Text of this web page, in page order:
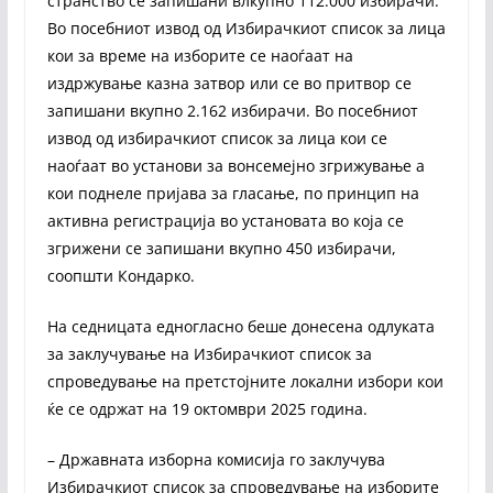
Во посебниот извод од Избирачкиот список за лица
кои за време на изборите се наоѓаат на
издржување казна затвор или се во притвор се
запишани вкупно 2.162 избирачи. Во посебниот
извод од избирачкиот список за лица кои се
наоѓаат во установи за вонсемејно згрижување а
кои поднеле пријава за гласање, по принцип на
активна регистрација во установата во која се
згрижени се запишани вкупно 450 избирачи,
соопшти Кондарко.
На седницата едногласно беше донесена одлуката
за заклучување на Избирачкиот список за
спроведување на претстојните локални избори кои
ќе се одржат на 19 октомври 2025 година.
– Државната изборна комисија го заклучува
Избирачкиот список за спроведување на изборите